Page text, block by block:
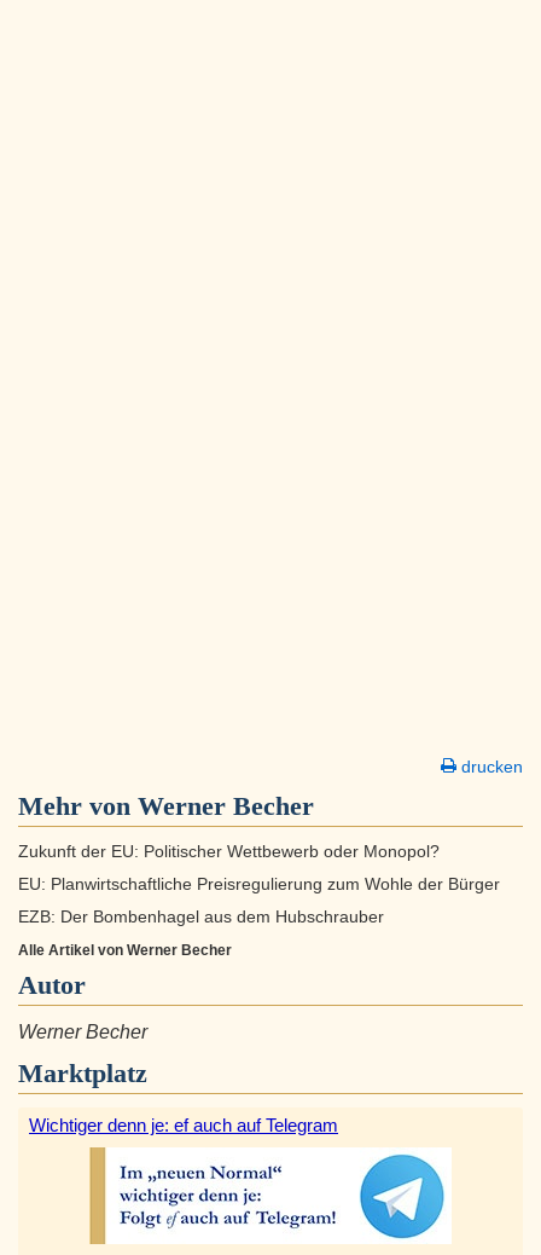
drucken
Mehr von Werner Becher
Zukunft der EU: Politischer Wettbewerb oder Monopol?
EU: Planwirtschaftliche Preisregulierung zum Wohle der Bürger
EZB: Der Bombenhagel aus dem Hubschrauber
Alle Artikel von Werner Becher
Autor
Werner Becher
Marktplatz
Wichtiger denn je: ef auch auf Telegram